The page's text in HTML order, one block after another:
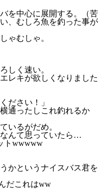
を中心に展開する。（苦
、むしろ魚を釣った事が
ゃむしゃ。
しく速い。
レキが欲しくなりました
ださい！」
通ったしこれ釣れるか
いるがだめ。
んて思っていたら…
トwwwww
かというナイスバス君を
だこれはww